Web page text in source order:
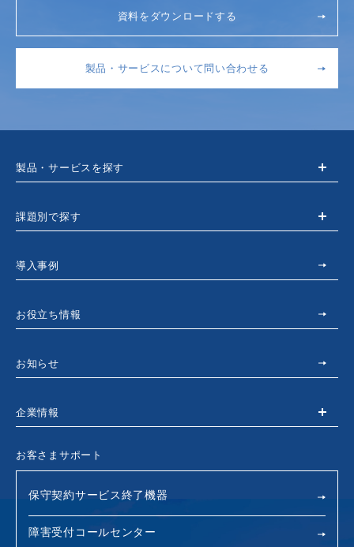
資料をダウンロードする
製品・サービスについて問い合わせる
製品・サービスを探す
課題別で探す
導入事例
お役立ち情報
お知らせ
企業情報
お客さまサポート
保守契約サービス終了機器
障害受付コールセンター